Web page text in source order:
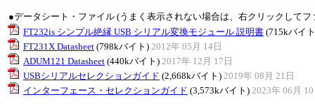
●データシート・ファイル (うまく表示されない場合は、右クリックして
FT232is シンプル絶縁 USB シリアル変換モジュール 説明書 (715kバイ
FT231X Datasheet (798kバイト) 2012年 05月 14日
ADUM121 Datasheet (440kバイト) 2017年 12月 17日
USBシリアルセレクションガイド (2,668kバイト) 2019年 08月 21日
インターフェース・セレクションガイド (3,573kバイト) 2023年 06月